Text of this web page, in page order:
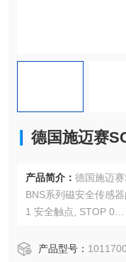
德国施迈赛
产品简介： 德国施迈
BNS系列磁安全传感
1 安全触点, STOP 0
产品型号：